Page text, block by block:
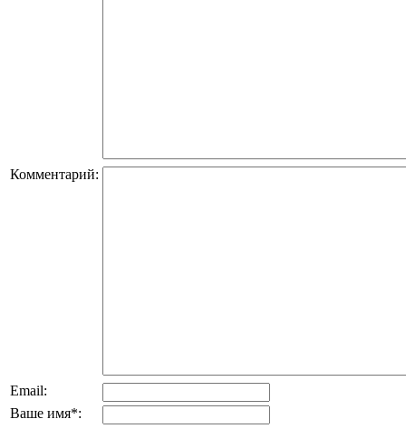
Комментарий:
Email:
Ваше имя*: